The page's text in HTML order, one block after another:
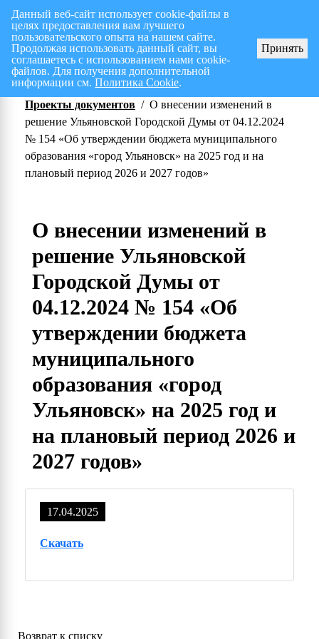
Перспективный план работ на I полугодие 2026 г.
Проекты документов / О внесении изменений в
решение Ульяновской Городской Думы от 04.12.2024
№ 154 «Об утверждении бюджета муниципального
образования «город Ульяновск» на 2025 год и на
плановый период 2026 и 2027 годов»
О внесении изменений в
решение Ульяновской
Городской Думы от
04.12.2024 № 154 «Об
утверждении бюджета
муниципального
образования «город
Ульяновск» на 2025 год и
на плановый период 2026 и
2027 годов»
17.04.2025
Скачать
Возврат к списку
Данный веб-сайт использует cookie-файлы в
целях предоставления вам лучшего
пользовательского опыта на нашем сайте.
Продолжая использовать данный сайт, вы
соглашаетесь с использованием нами cookie-
файлов. Для получения дополнительной
информации см.Политика Cookie.
Принять